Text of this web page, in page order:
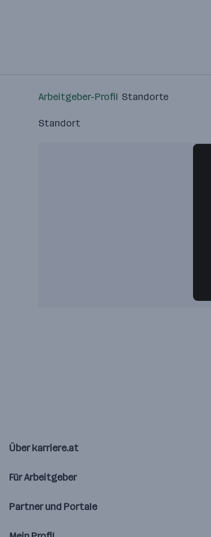
Arbeitgeber-Profil Standorte
Standort
Über karriere.at
Für Arbeitgeber
Partner und Portale